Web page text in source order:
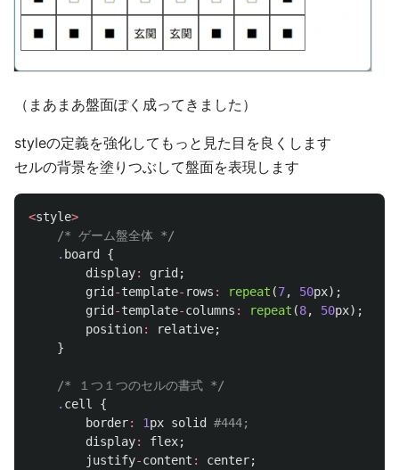
（まあまあ盤面ぽく成ってきました）
styleの定義を強化してもっと見た目を良くします
セルの背景を塗りつぶして盤面を表現します
<style>
/* ゲーム盤全体 */
. board
{
display: grid ;
grid -template- rows : repeat (7, 50px);
grid -template-columns : repeat (8, 50px);
position: relative;
}
/* １つ１つのセルの書式 */
. cell
{
border: 1px solid
#444;
display: flex;
justify-content : center;